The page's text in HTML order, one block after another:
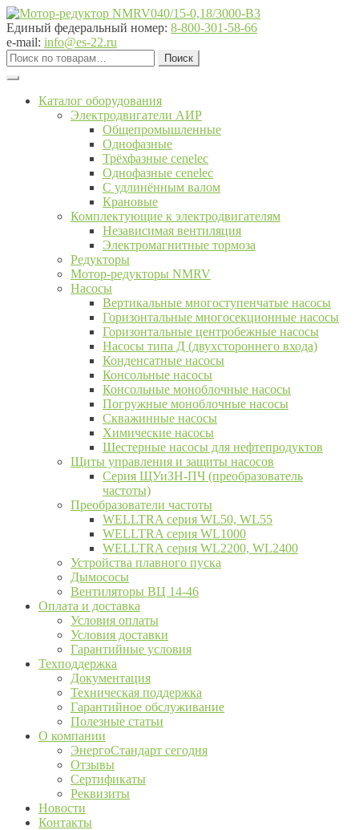
Перейти
к
навигации
Перейти
к
содержимому
Единый федеральный номер: 8-800-301-58-66
e-mail: info@es-22.ru
Искать:
Поиск
Каталог оборудования
Электродвигатели АИР
Общепромышленные
Однофазные
Трёхфазные cenelec
Однофазные cenelec
С удлинённым валом
Крановые
Комплектующие к электродвигателям
Независимая вентиляция
Электромагнитные тормоза
Редукторы
Мотор-редукторы NMRV
Насосы
Вертикальные многоступенчатые насосы
Горизонтальные многосекционные насосы
Горизонтальные центробежные насосы
Насосы типа Д (двухстороннего входа)
Конденсатные насосы
Консольные насосы
Консольные моноблочные насосы
Погружные моноблочные насосы
Скважинные насосы
Химические насосы
Шестерные насосы для нефтепродуктов
Щиты управления и защиты насосов
Серия ЩУиЗН-ПЧ (преобразователь
частоты)
Преобразователи частоты
WELLTRA cерия WL50, WL55
WELLTRA cерия WL1000
WELLTRA серия WL2200, WL2400
Устройства плавного пуска
Дымососы
Вентиляторы ВЦ 14-46
Оплата и доставка
Условия оплаты
Условия доставки
Гарантийные условия
Техподдержка
Документация
Техническая поддержка
Гарантийное обслуживание
Полезные статьи
О компании
ЭнергоСтандарт сегодня
Отзывы
Сертификаты
Реквизиты
Новости
Контакты